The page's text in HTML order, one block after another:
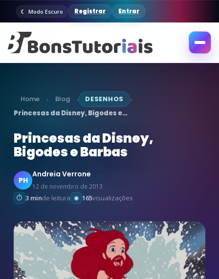
Modo Escuro Registrar Entrar
Abrir
Home › Blog › DESENHOS ›
Princesas da Disney, Bigodes e…
Princesas da Disney,
Bigodes e Barbas
PH
Andreia Verrone
12 de novembro de 2013
3 minde leitura 165visualizações